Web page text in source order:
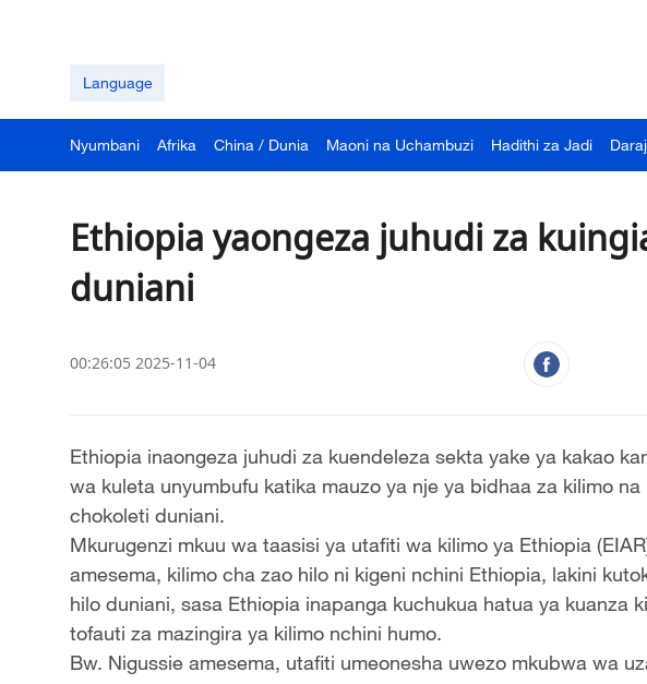
Language
Nyumbani Afrika China / Dunia Maoni na Uchambuzi Hadithi za Jadi
Ethiopia yaongeza juhudi za
duniani
00:26:05 2025-11-04
Ethiopia inaongeza juhudi za kuendeleza sekta yake ya kakao
wa kuleta unyumbufu katika mauzo ya nje ya bidhaa za kilimo
chokoleti duniani.
Mkurugenzi mkuu wa taasisi ya utafiti wa kilimo ya Ethiopia
amesema, kilimo cha zao hilo ni kigeni nchini Ethiopia, lakini
hilo duniani, sasa Ethiopia inapanga kuchukua hatua ya kuanza
tofauti za mazingira ya kilimo nchini humo.
Bw. Nigussie amesema, utafiti umeonesha uwezo mkubwa wa